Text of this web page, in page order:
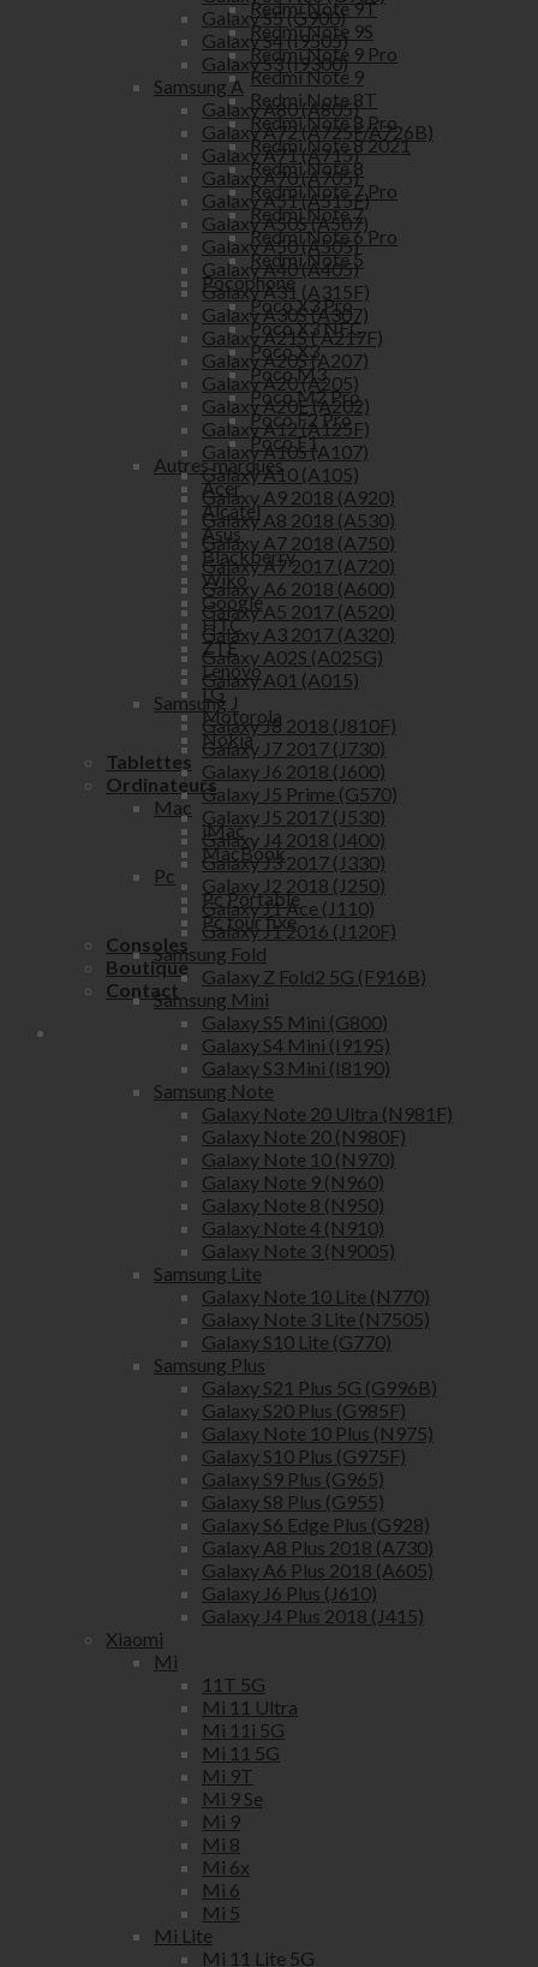
Redmi Note 9T
Redmi Note 9S
Redmi Note 9 Pro
Redmi Note 9
Redmi Note 8T
Redmi Note 8 Pro
Redmi Note 8 2021
Redmi Note 8
Redmi Note 7 Pro
Redmi Note 7
Redmi Note 6 Pro
Redmi Note 5
Pocophone
Poco X3 Pro
Poco X3 NFC
Poco X3
Poco M3
Poco M2 Pro
Poco F2 Pro
Poco F1
Autres marques
Acer
Alcatel
Asus
Blackberry
Wiko
Google
HTC
ZTE
Lenovo
LG
Motorola
Nokia
Tablettes
Ordinateurs
Mac
iMac
MacBook
Pc
Pc Portable
Pc tour fixe
Consoles
Boutique
Contact
Galaxy S5 (G900)
Galaxy S4 (I9505)
Galaxy S3 (I9300)
Samsung A
Galaxy A80 (A805)
Galaxy A72 (A725F/A726B)
Galaxy A71 (A715)
Galaxy A70 (A705)
Galaxy A51 (A515F)
Galaxy A50S (A507)
Galaxy A50 (A505)
Galaxy A40 (A405)
Galaxy A31 (A315F)
Galaxy A30S (A307)
Galaxy A21S ( A217F)
Galaxy A20S (A207)
Galaxy A20 (A205)
Galaxy A20E (A202)
Galaxy A12 (A125F)
Galaxy A10S (A107)
Galaxy A10 (A105)
Galaxy A9 2018 (A920)
Galaxy A8 2018 (A530)
Galaxy A7 2018 (A750)
Galaxy A7 2017 (A720)
Galaxy A6 2018 (A600)
Galaxy A5 2017 (A520)
Galaxy A3 2017 (A320)
Galaxy A02S (A025G)
Galaxy A01 (A015)
Samsung J
Galaxy J8 2018 (J810F)
Galaxy J7 2017 (J730)
Galaxy J6 2018 (J600)
Galaxy J5 Prime (G570)
Galaxy J5 2017 (J530)
Galaxy J4 2018 (J400)
Galaxy J3 2017 (J330)
Galaxy J2 2018 (J250)
Galaxy J1 Ace (J110)
Galaxy J1 2016 (J120F)
Samsung Fold
Galaxy Z Fold2 5G (F916B)
Samsung Mini
Galaxy S5 Mini (G800)
Galaxy S4 Mini (I9195)
Galaxy S3 Mini (I8190)
Samsung Note
Galaxy Note 20 Ultra (N981F)
Galaxy Note 20 (N980F)
Galaxy Note 10 (N970)
Galaxy Note 9 (N960)
Galaxy Note 8 (N950)
Galaxy Note 4 (N910)
Galaxy Note 3 (N9005)
Samsung Lite
Galaxy Note 10 Lite (N770)
Galaxy Note 3 Lite (N7505)
Galaxy S10 Lite (G770)
Samsung Plus
Galaxy S21 Plus 5G (G996B)
Galaxy S20 Plus (G985F)
Galaxy Note 10 Plus (N975)
Galaxy S10 Plus (G975F)
Galaxy S9 Plus (G965)
Galaxy S8 Plus (G955)
Galaxy S6 Edge Plus (G928)
Galaxy A8 Plus 2018 (A730)
Galaxy A6 Plus 2018 (A605)
Galaxy J6 Plus (J610)
Galaxy J4 Plus 2018 (J415)
Xiaomi
Mi
11T 5G
Mi 11 Ultra
Mi 11i 5G
Mi 11 5G
Mi 9T
Mi 9 Se
Mi 9
Mi 8
Mi 6x
Mi 6
Mi 5
Mi Lite
Mi 11 Lite 5G